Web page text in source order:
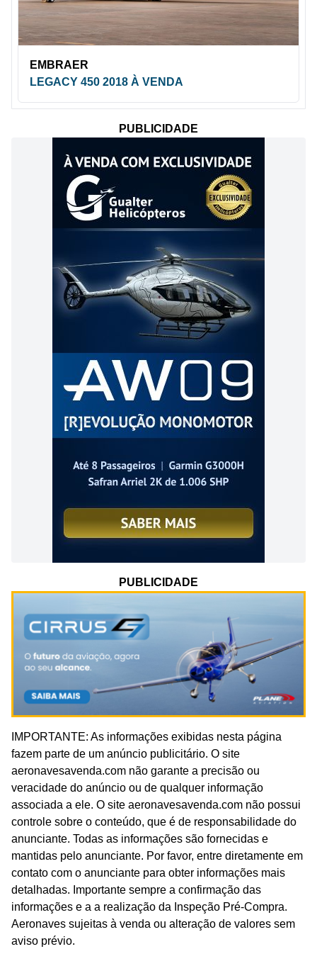
EMBRAER
LEGACY 450 2018 À VENDA
PUBLICIDADE
PUBLICIDADE
IMPORTANTE: As informações exibidas nesta página
fazem parte de um anúncio publicitário. O site
aeronavesavenda.com não garante a precisão ou
veracidade do anúncio ou de qualquer informação
associada a ele. O site aeronavesavenda.com não possui
controle sobre o conteúdo, que é de responsabilidade do
anunciante. Todas as informações são fornecidas e
mantidas pelo anunciante. Por favor, entre diretamente em
contato com o anunciante para obter informações mais
detalhadas. Importante sempre a confirmação das
informações e a a realização da Inspeção Pré-Compra.
Aeronaves sujeitas à venda ou alteração de valores sem
aviso prévio.